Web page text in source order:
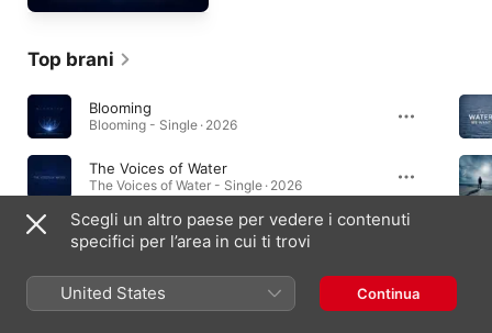
Top brani
Blooming
Blooming - Single · 2026
The Voices of Water
The Voices of Water - Single · 2026
Love
Love - Single · 2026
Scegli un altro paese per vedere i contenuti
specifici per l’area in cui ti trovi
United States Continua